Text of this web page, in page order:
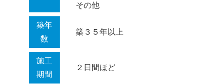
その他
築年
数
築３５年以上
施工
期間
２日間ほど